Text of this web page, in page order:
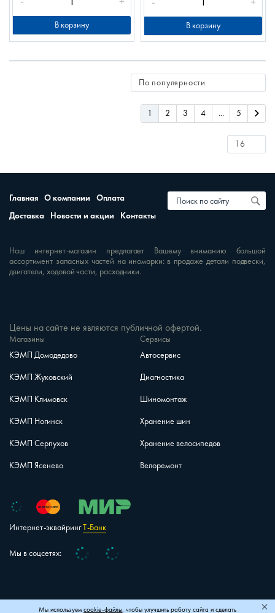
В корзину В корзину
1 2 3 4 ... 5
Главная О компании
Оплата
Доставка
Новости и акции Контакты
Магазины
КЭМП Домодедово
КЭМП Жуковский
КЭМП Климовск
КЭМП Ногинск
КЭМП Серпухов
КЭМП Ясенево
Сервисы
Автосервис
Диагностика
Шиномонтаж
Хранение шин
Хранение велосипедов
Велоремонт
Наш интернет-магазин предлагает Вашему вниманию большой
ассортимент запасных частей на иномарки: в продаже детали подвески,
двигатели, ходовой части, расходники.
Интернет-эквайрингТ-Банк
Мы в соцсетях: Vk Telegram
Цены на сайте не являются публичной офертой.
Карта сайта +7 (495) 150-40-26
Мы используем cookie-файлы, чтобы улучшить работу сайта и сделать